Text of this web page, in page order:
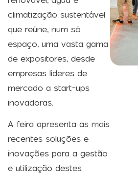
climatização sustentável
que reúne, num só
espaço, uma vasta gama
de expositores, desde
empresas líderes de
mercado a start-ups
inovadoras.
A feira apresenta as mais
recentes soluções e
inovações para a gestão
e utilização destes